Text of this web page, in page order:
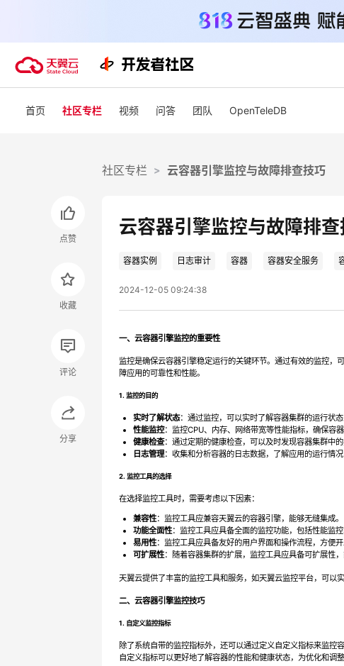
活动 热门活动
爆款云主机低至1.5折
青云志云端助力计
力青年翼展宏图，平
国家云助力中小企业
免费试用中心 HOT
多款云产品免费试用
首页 社区专栏 视频 问答 团队 OpenTeleDB
社区专栏 > 云容器引擎监控与故障排查技巧
点赞
收藏
评论
分享
云容器引擎监控与故障排
容器实例 日志审计 容器 容器安全服务
2024-12-05 09:24:38
一、云容器引擎监控的重要性
监控是确保云容器引擎稳定运行的关键环节。通过有效的监控
障应用的可靠性和性能。
1. 监控的目的
实时了解状态：通过监控，可以实时了解容器集群的运行状
性能监控：监控CPU、内存、网络带宽等性能指标，确保容器
健康检查：通过定期的健康检查，可以及时发现容器集群中的
日志管理：收集和分析容器的日志数据，了解应用的运行情况
2. 监控工具的选择
在选择监控工具时，需要考虑以下因素：
兼容性：监控工具应兼容天翼云的容器引擎，能够无缝集成。
功能全面性：监控工具应具备全面的监控功能，包括性能监控
易用性：监控工具应具备友好的用户界面和操作流程，方便开
可扩展性：随着容器集群的扩展，监控工具应具备可扩展性
天翼云提供了丰富的监控工具和服务，如天翼云监控平台，可以
二、云容器引擎监控技巧
1. 自定义监控指标
除了系统自带的监控指标外，还可以通过定义自定义指标来监
自定义指标可以更好地了解容器的性能和健康状态，为优化和调整